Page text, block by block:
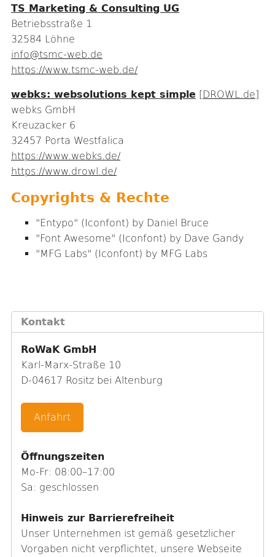
TS Marketing & Consulting UG
Betriebsstraße 1
32584 Löhne
info@tsmc-web.de
https://www.tsmc-web.de/
webks: websolutions kept simple [DROWL.de]
webks GmbH
Kreuzacker 6
32457 Porta Westfalica
https://www.webks.de/
https://www.drowl.de/
Copyrights & Rechte
"Entypo" (Iconfont) by Daniel Bruce
"Font Awesome" (Iconfont) by Dave Gandy
"MFG Labs" (Iconfont) by MFG Labs
Kontakt
RoWaK GmbH
Karl-Marx-Straße 10
D-04617 Rositz bei Altenburg
Anfahrt
Öffnungszeiten
Mo-Fr: 08:00–17:00
Sa: geschlossen
Hinweis zur Barrierefreiheit
Unser Unternehmen ist gemäß gesetzlicher
Vorgaben nicht verpflichtet, unsere Webseite